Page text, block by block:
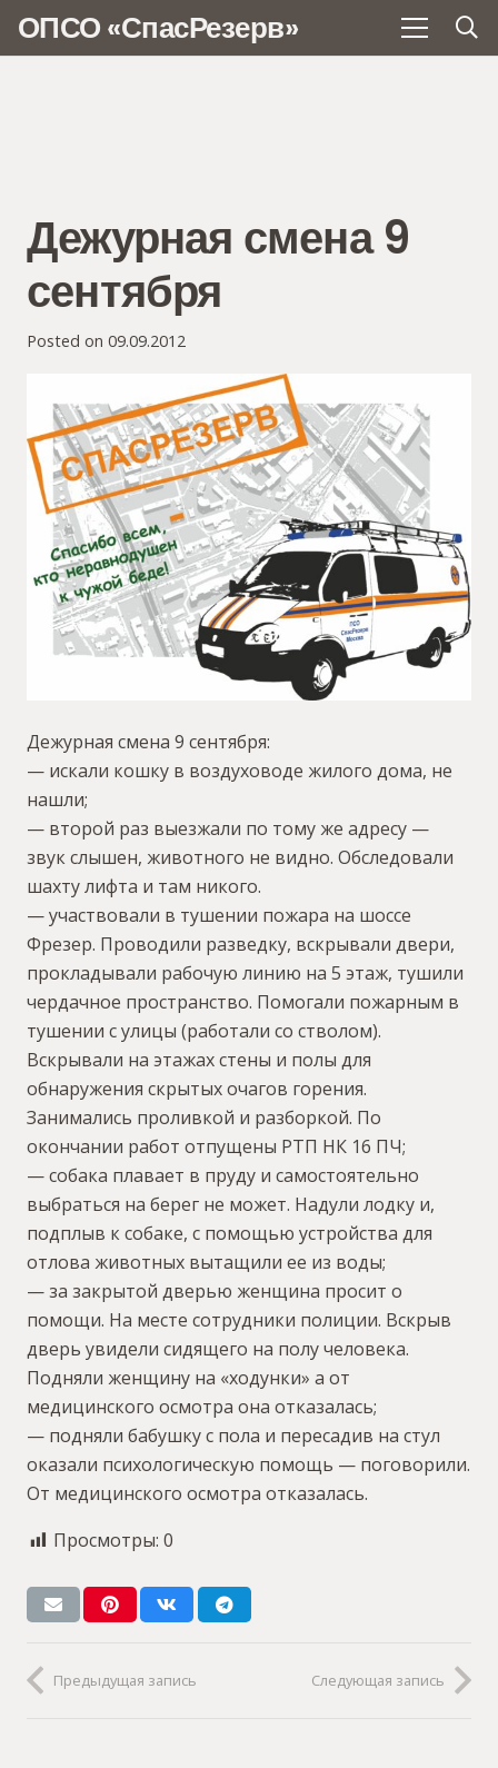
ОПСО «СпасРезерв»
Дежурная смена 9
сентября
Posted on 09.09.2012
Дежурная смена 9 сентября:
— искали кошку в воздуховоде жилого дома, не
нашли;
— второй раз выезжали по тому же адресу —
звук слышен, животного не видно. Обследовали
шахту лифта и там никого.
— участвовали в тушении пожара на шоссе
Фрезер. Проводили разведку, вскрывали двери,
прокладывали рабочую линию на 5 этаж, тушили
чердачное пространство. Помогали пожарным в
тушении с улицы (работали со стволом).
Вскрывали на этажах стены и полы для
обнаружения скрытых очагов горения.
Занимались проливкой и разборкой. По
окончании работ отпущены РТП НК 16 ПЧ;
— собака плавает в пруду и самостоятельно
выбраться на берег не может. Надули лодку и,
подплыв к собаке, с помощью устройства для
отлова животных вытащили ее из воды;
— за закрытой дверью женщина просит о
помощи. На месте сотрудники полиции. Вскрыв
дверь увидели сидящего на полу человека.
Подняли женщину на «ходунки» а от
медицинского осмотра она отказалась;
— подняли бабушку с пола и пересадив на стул
оказали психологическую помощь — поговорили.
От медицинского осмотра отказалась.
Просмотры: 0
Предыдущая запись Следующая запись